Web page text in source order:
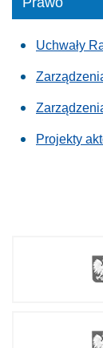
Uchwały
Projekty